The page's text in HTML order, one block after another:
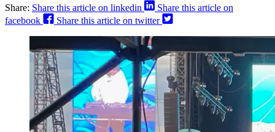
Share: Share this article on linkedin
Share this article on
facebook
Share this article on twitter